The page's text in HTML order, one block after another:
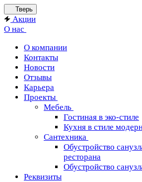
Тверь
Акции
О нас
О компании
Контакты
Новости
Отзывы
Карьера
Проекты
Мебель
Гостиная в эко-стиле
Кухня в стиле
Сантехника
Обустройство
ресторана
Обустройство
Реквизиты